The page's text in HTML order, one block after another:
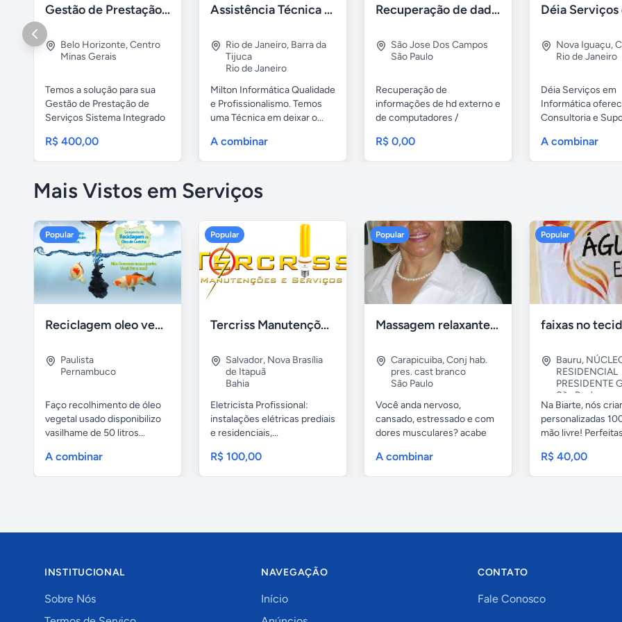
Gestão de Prestação de Serviços NFS-e Emissor Nacional
Belo Horizonte,Centro
Minas Gerais
Temos a solução para sua
Gestão de Prestação de
Serviços Sistema Integrado
R$ 400,00
Assistência Técnica Informática Imediata Barra da Tijuca
Rio de Janeiro, Barra da
Tijuca
Rio de Janeiro
Milton Informática Qualidade
e Profissionalismo. Temos
uma Técnica em deixar o...
A combinar
Recuperação de dados e informações de hd
São Jose Dos Campos
São Paulo
Recuperação de
informações de hd externo e
de computadores /
R$ 0,00
Nova Iguaçu,
Rio de Janeiro
Déia Serviços em
Informática
Consultoria e
A combinar
Mais Vistos em Serviços
Popular
Reciclagem oleo vegetal
Paulista
Pernambuco
Faço recolhimento de óleo
vegetal usado disponibilizo
vasilhame de 50 litros...
A combinar
Popular
Tercriss Manutenções e Serviços
Salvador, Nova Brasília
de Itapuã
Bahia
Eletricista Profissional:
instalações elétricas prediais
e residenciais,...
R$ 100,00
Popular
Massagem relaxante- terapeutica e depilação
Carapicuiba,Conj hab.
pres. cast branco
São Paulo
Você anda nervoso,
cansado, estressado e com
dores musculares? acabe
A combinar
Popular
Bauru,
RESIDENCIAL
PRESIDENTE
São Paulo
Na Biarte, nós
personalizadas
mão livre!
R$ 40,00
INSTITUCIONAL
Sobre Nós
NAVEGAÇÃO
Início
CONTATO
Fale Conosco